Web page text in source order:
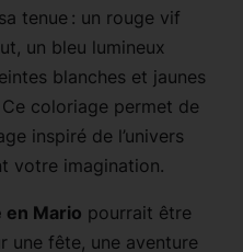
tenue : un rouge vif
un bleu lumineux
blanches et jaunes
coloriage permet de
inspiré de l’univers
votre imagination.
en Mario pourrait être
une fête, une aventure